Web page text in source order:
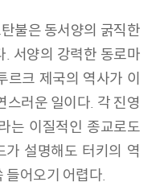
불은 동서양의 굵직한
. 서양의 강력한 동로마
르크 제국의 역사가 이
스러운 일이다. 각 진영
는 이질적인 종교로도
설명해도 터키의 역
들어오기 어렵다.